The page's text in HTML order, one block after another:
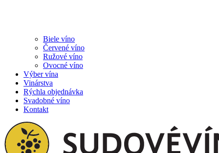
Biele víno
Červené víno
Ružové víno
Ovocné víno
Výber vína
Vinárstva
Rýchla objednávka
Svadobné víno
Kontakt